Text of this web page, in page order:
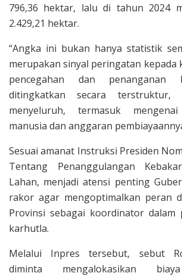
796,36 hektar, lalu di tahun 2024
2.429,21 hektar.
“Angka ini bukan hanya statistik
merupakan sinyal peringatan kepada
pencegahan dan penanganan
ditingkatkan secara terstruktur,
menyeluruh, termasuk
manusia dan anggaran
Sesuai amanat Instruksi Presiden
Tentang Penanggulangan
Lahan, menjadi atensi penting
rakor agar mengoptimalkan peran
Provinsi sebagai koordinator dalam
karhutla.
Melalui Inpres tersebut, sebut
diminta mengalokasikan